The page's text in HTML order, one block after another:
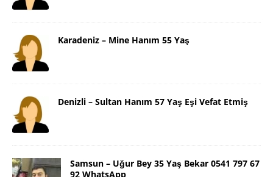
Karadeniz – Mine Hanım 55 Yaş
Denizli – Sultan Hanım 57 Yaş Eşi Vefat Etmiş
Samsun – Uğur Bey 35 Yaş Bekar 0541 797 67
92 WhatsApp